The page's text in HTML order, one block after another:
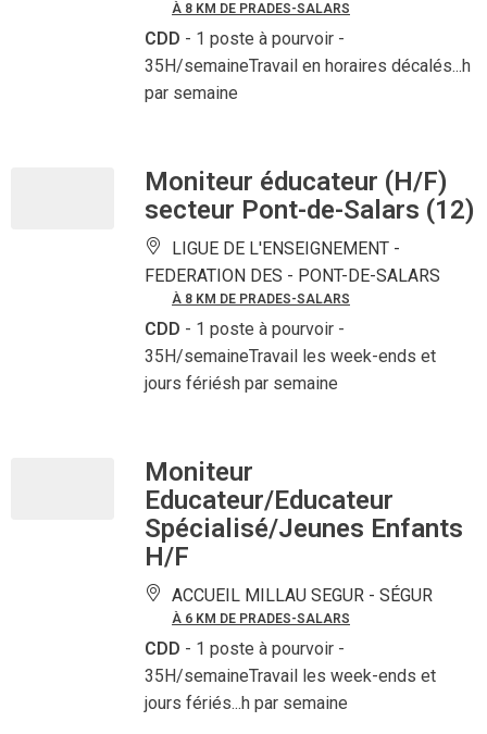
À 8 KM DE PRADES-SALARS
CDD - 1 poste à pourvoir -
35H/semaineTravail en horaires décalés...h
par semaine
Moniteur éducateur (H/F)
secteur Pont-de-Salars (12)
LIGUE DE L'ENSEIGNEMENT -
FEDERATION DES - PONT-DE-SALARS
À 8 KM DE PRADES-SALARS
CDD - 1 poste à pourvoir -
35H/semaineTravail les week-ends et
jours fériésh par semaine
Moniteur
Educateur/Educateur
Spécialisé/Jeunes Enfants
H/F
ACCUEIL MILLAU SEGUR - SÉGUR
À 6 KM DE PRADES-SALARS
CDD - 1 poste à pourvoir -
35H/semaineTravail les week-ends et
jours fériés...h par semaine